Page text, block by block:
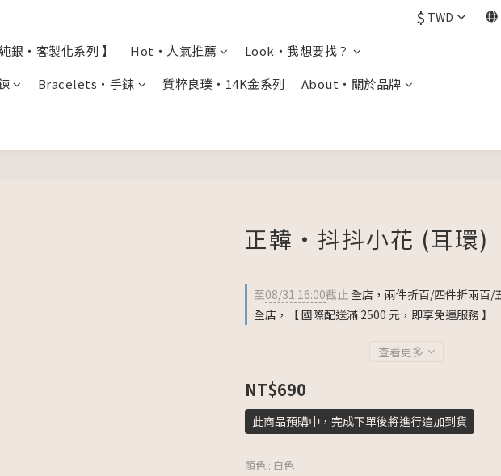
$ TWD
銀・客製化系列 】 Hot・人氣推薦
Look・我想要找？
Bracelets・手鍊 質粹良璞・14K金系列 About・關於品牌
正韓・抖抖小花 (耳環)
至08/31 16:00截止全店，兩件折百/四件折兩百/
全店，【 國際配送滿 2500 元，即享免運服務 】
查看更多
NT$690
此商品預購中，完成下單後將進行追加到貨
顏色 : 白色